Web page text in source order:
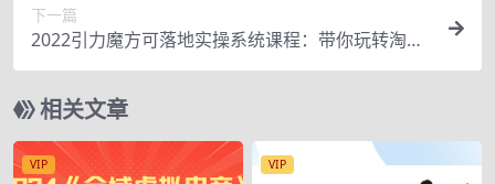
下一篇
2022引力魔方可落地实操系统课程：带你玩转淘宝
推广（12节课）
相关文章
VIP VIP